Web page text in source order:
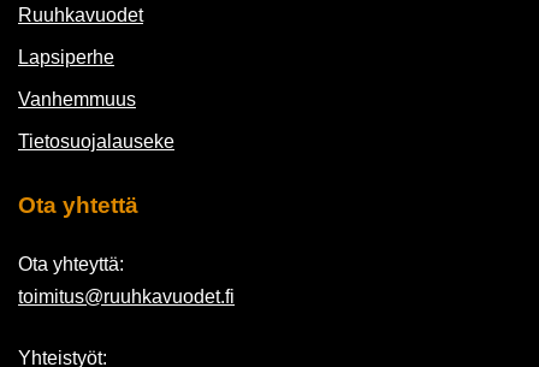
Ruuhkavuodet
Lapsiperhe
Vanhemmuus
Tietosuojalauseke
Ota yhtettä
Ota yhteyttä:
toimitus@ruuhkavuodet.fi
Yhteistyöt: